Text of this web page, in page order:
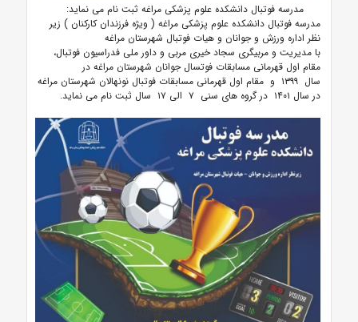
مدرسه فوتبال دانشکده علوم پزشکی مراغه ثبت نام می نماید:
مدرسه فوتبال دانشکده علوم پزشکی مراغه ( ویژه فرزندان کارکنان ) زیر
نظر اداره ورزش و جوانان و هیات فوتبال شهرستان مراغه
با مدیریت و مربیگری سجاد خیری مربی و داور ملی فدراسیون فوتبال،
مقام اول قهرمانی مسابقات فوتسال جوانان شهرستان مراغه در
سال ۱۳۹۹ و مقام اول قهرمانی مسابقات فوتبال نونهالان شهرستان مراغه
در سال ۱۴۰۱ در گروه های سنی ۷ الی ۱۷ سال ثبت نام می نماید.